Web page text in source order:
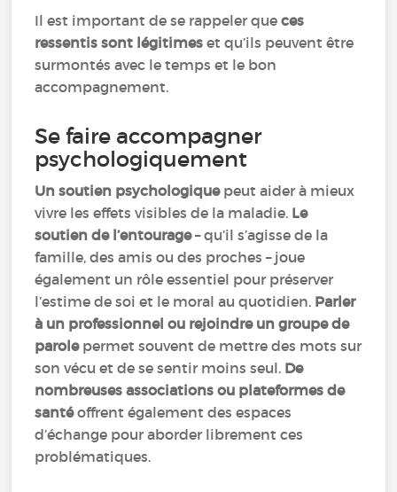
Il est important de se rappeler queces
ressentis sont légitimes et qu’ils peuvent être
surmontés avec le temps et le bon
accompagnement.
Se faire accompagner
psychologiquement
Un soutien psychologiquepeut aider à mieux
vivre les effets visibles de la maladie. Le
soutien de l’entourage– qu’il s’agisse de la
famille, des amis ou des proches – joue
également un rôle essentiel pour préserver
l’estime de soi et le moral au quotidien. Parler
à un professionnel ou rejoindre un groupe de
parolepermet souvent de mettre des mots sur
son vécu et de se sentir moins seul. De
nombreuses associations ou plateformes de
santéoffrent également des espaces
d’échange pour aborder librement ces
problématiques.